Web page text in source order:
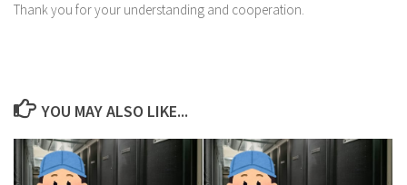
Thank you for your understanding and cooperation.
YOU MAY ALSO LIKE...